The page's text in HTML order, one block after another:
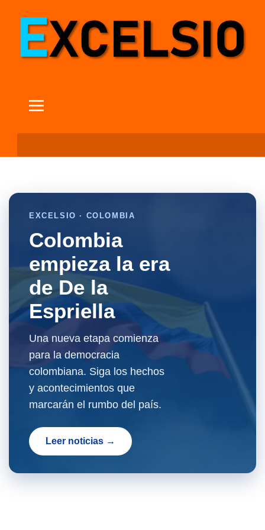
EXCELSIO · COLOMBIA
Colombia
empieza la era
de De la
Espriella
Una nueva etapa comienza
para la democracia
colombiana. Siga los hechos
y acontecimientos que
marcarán el rumbo del país.
Leer noticias →